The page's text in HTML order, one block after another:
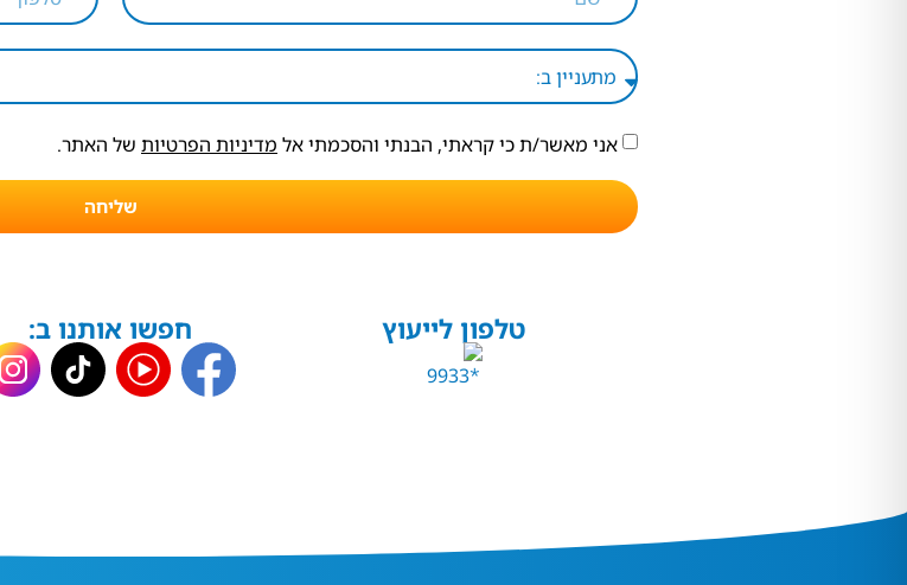
אני מאשר/ת כי קראתי, הבנתי והסכמתי אל מדיניות הפרטיות של האתר.
שליחה
טלפון לייעוץ חפשו אותנו ב: